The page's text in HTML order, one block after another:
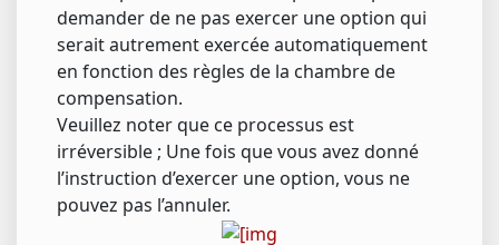
demander de ne pas exercer une option qui
serait autrement exercée automatiquement
en fonction des règles de la chambre de
compensation.
Veuillez noter que ce processus est
irréversible ; Une fois que vous avez donné
l’instruction d’exercer une option, vous ne
pouvez pas l’annuler.